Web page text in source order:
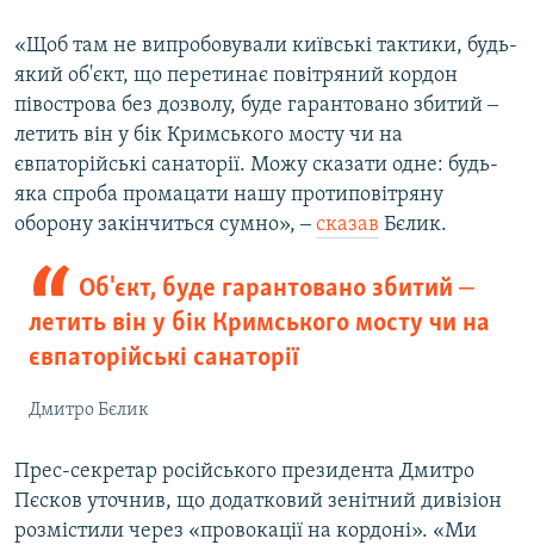
«Щоб там не випробовували київські тактики, будь-
який об'єкт, що перетинає повітряний кордон
півострова без дозволу, буде гарантовано збитий ‒
летить він у бік Кримського мосту чи на
євпаторійські санаторії. Можу сказати одне: будь-
яка спроба промацати нашу протиповітряну
оборону закінчиться сумно», ‒сказав Бєлик.
Об'єкт, буде гарантовано збитий ‒
летить він у бік Кримського мосту чи на
євпаторійські санаторії
Дмитро Бєлик
Прес-секретар російського президента Дмитро
Пєсков уточнив, що додатковий зенітний дивізіон
розмістили через «провокації на кордоні». «Ми